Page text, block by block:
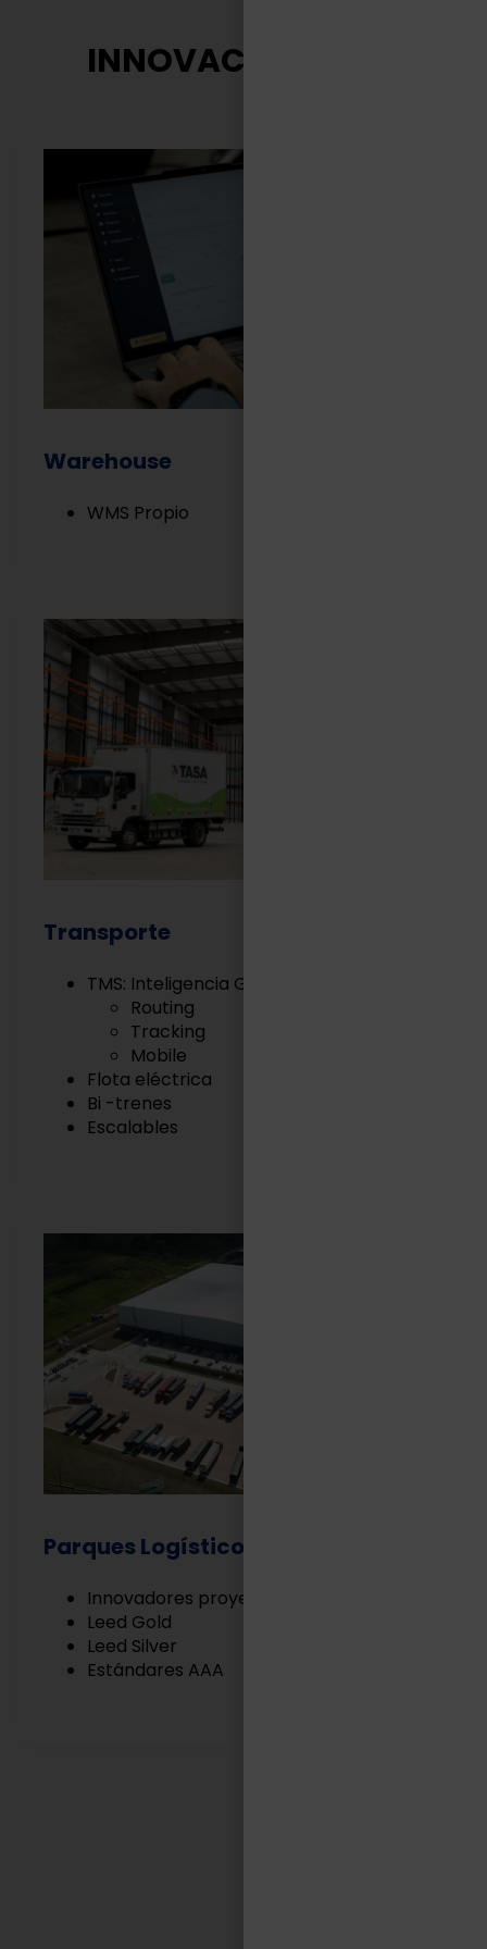
INNOVACIÓN TASA
Warehouse
WMS Propio
Transporte
TMS: Inteligencia Geográfica
Routing
Tracking
Mobile
Flota eléctrica
Bi -trenes
Escalables
Parques Logísticos
Innovadores proyectos Built to Suit
Leed Gold
Leed Silver
Estándares AAA